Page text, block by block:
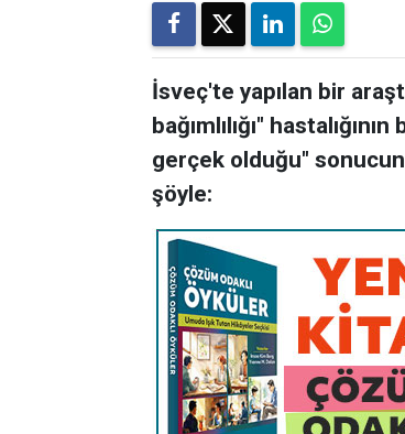
İsveç'te yapılan bir
bağımlılığı"
gerçek olduğu"
şöyle: